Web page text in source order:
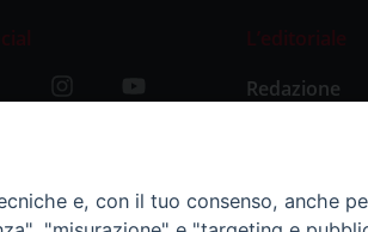
L’editoriale
Redazione
e, con il tuo consenso, anche